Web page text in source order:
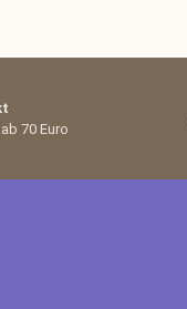
70 Euro